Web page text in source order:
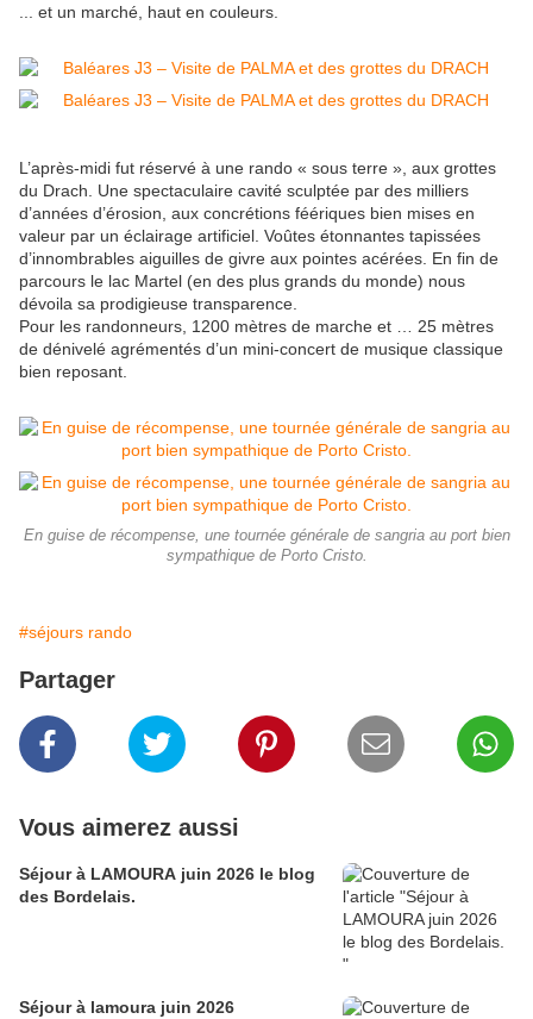
... et un marché, haut en couleurs.
L’après-midi fut réservé à une rando « sous terre », aux grottes
du Drach. Une spectaculaire cavité sculptée par des milliers
d’années d’érosion, aux concrétions féériques bien mises en
valeur par un éclairage artificiel. Voûtes étonnantes tapissées
d’innombrables aiguilles de givre aux pointes acérées. En fin de
parcours le lac Martel (en des plus grands du monde) nous
dévoila sa prodigieuse transparence.
Pour les randonneurs, 1200 mètres de marche et … 25 mètres
de dénivelé agrémentés d’un mini-concert de musique classique
bien reposant.
En guise de récompense, une tournée générale de sangria au port bien
sympathique de Porto Cristo.
#séjours rando
Partager
Vous aimerez aussi
Séjour à LAMOURA juin 2026 le blog
des Bordelais.
Séjour à lamoura juin 2026